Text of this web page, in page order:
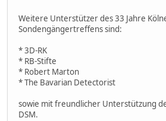
Weitere Unterstützer des 33 Jahre
Sondengängertreffens sind:
* 3D-RK
* RB-Stifte
* Robert Marton
* The Bavarian Detectorist
sowie mit freundlicher Unterstützung
DSM.